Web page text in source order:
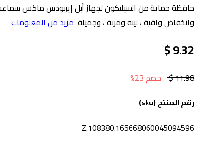
وانخفاض واقية ، لينة ومرنة ، وجميلة مزيد من المعلومات
9.32 $
11.98 $
رقم المنتج (sku)
Z.108380.165668060045094596